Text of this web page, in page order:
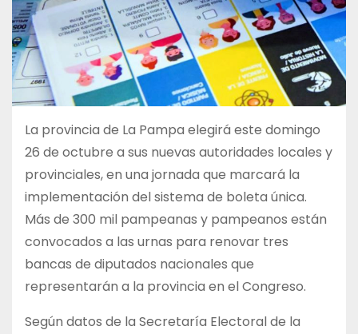
La provincia de La Pampa elegirá este domingo
26 de octubre a sus nuevas autoridades locales y
provinciales, en una jornada que marcará la
implementación del sistema de boleta única.
Más de 300 mil pampeanas y pampeanos están
convocados a las urnas para renovar tres
bancas de diputados nacionales que
representarán a la provincia en el Congreso.
Según datos de la Secretaría Electoral de la